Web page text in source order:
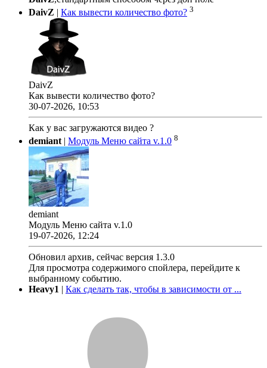
DaivZ | Как вывести количество фото? 3
DaivZ
Как вывести количество фото?
30-07-2026, 10:53
Как у вас загружаются видео ?
demiant | Модуль Меню сайта v.1.0 8
demiant
Модуль Меню сайта v.1.0
19-07-2026, 12:24
Обновил архив, сейчас версия 1.3.0
Для просмотра содержимого спойлера, перейдите к
выбранному событию.
Heavy1 | Как сделать так, чтобы в зависимости от ...